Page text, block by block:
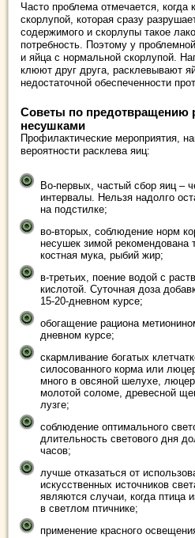
Часто проблема отмечается, когда
скорлупой, которая сразу
содержимого и скорлупы такое
потребность. Поэтому у
и яйца с нормальной скорлупой.
клюют друг друга, расклевывают
недостаточной обеспеченности
Советы по предотвращению
несушками
Профилактические мероприятия,
вероятности расклева яиц:
Во-первых, частый сбор яиц –
интервалы. Нельзя надолго
на подстилке;
во-вторых, соблюдение норм
несушек зимой рекомендована
костная мука, рыбий жир;
в-третьих, поение водой с
кислотой. Суточная доза
15-20-дневном курсе;
обогащение рациона
дневном курсе;
скармливание богатых
силосованного корма или
много в овсяной шелухе,
молотой соломе, древесной
лузге;
соблюдение оптимального
длительность светового дня
часов;
лучше отказаться от
искусственных источников
являются случаи, когда птица
в светлом птичнике;
применение красного